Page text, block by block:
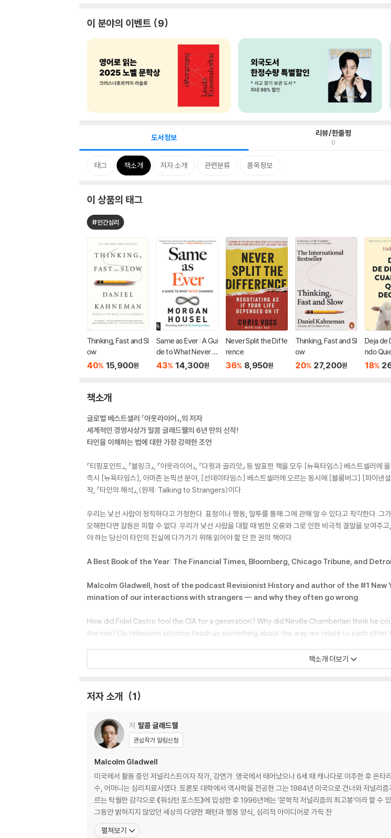
이 분야의 이벤트 9
도서정보 리뷰/한줄평
0
태그 책소개 저자 소개 관련분류 품목정보
이 상품의 태그
#인간심리
Thinking, Fast and Sl
ow
40% 15,900원
Same as Ever : A Gui
de to What Never C
hanges
43% 14,300원
Never Split the Diffe
rence
36% 8,950원
Thinking, Fast and Sl
ow
20% 27,200원
Deja de
ndo
o / Stop
18%
책소개
글로벌 베스트셀러 『아웃라이어』,의 저자
세계적인 경영사상가 말콤 글래드웰의 6년 만의 신작!
타인을 이해하는 법에 대한 가장 강력한 조언
『티핑포인트』, 『블링크』, 『아웃라이어』, 『다윗과 골리앗』 등 발표한 책을 모두 [뉴욕타임스] 베스트셀
즉시 [뉴욕타임스], 아마존 논픽션 분야, [선데이타임스] 베스트셀러에 오르는 동시에 [블룸버그] [파이낸
작, 『타인의 해석』,(원제: Talking to Strangers)이다.
우리는 낯선 사람이 정직하다고 가정한다. 표정이나 행동, 말투를 통해 그에 관해 알 수 있다고 착각한다. 그
오해한다면 갈등은 피할 수 없다. 우리가 낯선 사람을 대할 때 범한 오류와 그로 인한 비극적 결말을 보여주
야 하는 당신이 타인의 진실에 다가가기 위해 읽어야 할 단 한 권의 책이다.
A Best Book of the Year: The Financial Times, Bloomberg, Chicago Tribune, and
Malcolm Gladwell, host of the podcast Revisionist History and author of the #1
mination of our interactions with strangers -- and why they often go wrong.
How did Fidel Castro fool the CIA for a generation? Why did Neville Chamberlain think he
the rise? Do television sitcoms teach us something about the way we relate to each other
While tackling these questions, Malcolm Gladwell was not solely writing a book for the
sion of Talking to Strangers, you'll hear the voices of people he interviewed--scientists,
e deceptions of Bernie Madoff, the trial of Amanda Knox, and the suicide of Sylvia Plath,
Something is very wrong, Gladwell argues, with the tools and strategies we use to make
ow how to talk to strangers, we are inviting conflict and misunderstanding in ways that
책소개 더보기
저자 소개 1
저 말콤 글래드웰
관심작가 알림신청
Malcolm Gladwell
미국에서 활동 중인 저널리스트이자 작가, 강연가. 영국에서 태어났으나 6세 때 캐나다로 이주한 후 온
수, 어머니는 심리치료사였다. 토론토 대학에서 역사학을 전공한 그는 1984년 미국으로 건너와 저널리
르는 탁월한 감각으로 《워싱턴 포스트》에 입성한 후 1996년에는 ‘문학적 저널리즘의 최고봉’이라 할 수
그동안 밝혀지지 않았던 세상의 다양한 패턴과 행동 양식, 심리적 아이디어로 가득 찬
펼쳐보기